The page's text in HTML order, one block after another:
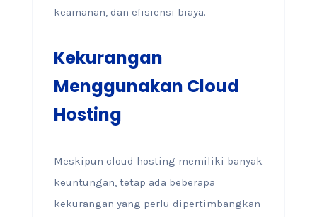
keamanan, dan efisiensi biaya.
Kekurangan
Menggunakan Cloud
Hosting
Meskipun cloud hosting memiliki banyak
keuntungan, tetap ada beberapa
kekurangan yang perlu dipertimbangkan